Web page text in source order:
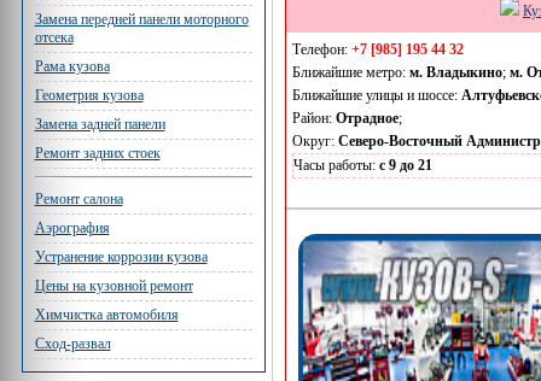
Замена передней панели моторного
отсека
Рама кузова
Геометрия кузова
Замена задней панели
Ремонт задних стоек
Ремонт салона
Аэрография
Устранение коррозии кузова
Цены на кузовной ремонт
Химчистка автомобиля
Сход-развал
Телефон: +7 [985] 195 44 32
Ближайшие метро: м. Владыкино; м.
Ближайшие улицы и шоссе:
Район: Отрадное;
Округ: Северо-Восточный
Часы работы: с 9 до 21